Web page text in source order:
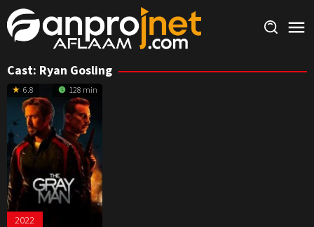
Skip
to
content
Cast: Ryan Gosling
6.8 128 min
2022